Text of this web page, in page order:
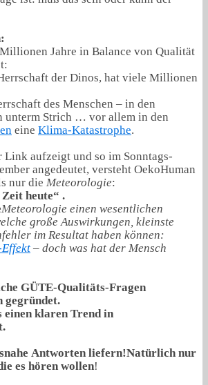
Jahre in Balance von Qualität
der Dinos, hat viele Millionen
des Menschen – in den
unterm Strich … vor allem in den
eine Klima-Katastrophe.
Link aufzeigt und so im Sonntags-
angedeutet, versteht OekoHuman
nur die Meteorologie:
heute“ .
Meteorologie einen wesentlichen
große Auswirkungen, kleinste
im Resultat haben können:
– doch was hat der Mensch
GÜTE-Qualitäts-Fragen
gegründet.
einen klaren Trend in
Antworten liefern!Natürlich nur
es hören wollen!